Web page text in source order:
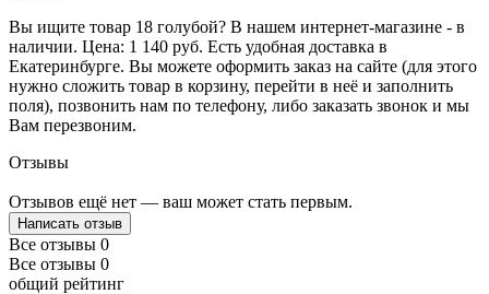
Вы ищите товар 18 голубой? В нашем интернет-магазине - в
наличии. Цена: 1 140 руб. Есть удобная доставка в
Екатеринбурге. Вы можете оформить заказ на сайте (для этого
нужно сложить товар в корзину, перейти в неё и заполнить
поля), позвонить нам по телефону, либо заказать звонок и мы
Вам перезвоним.
Отзывы
Отзывов ещё нет — ваш может стать первым.
Написать отзыв
Все отзывы 0
Все отзывы 0
общий рейтинг